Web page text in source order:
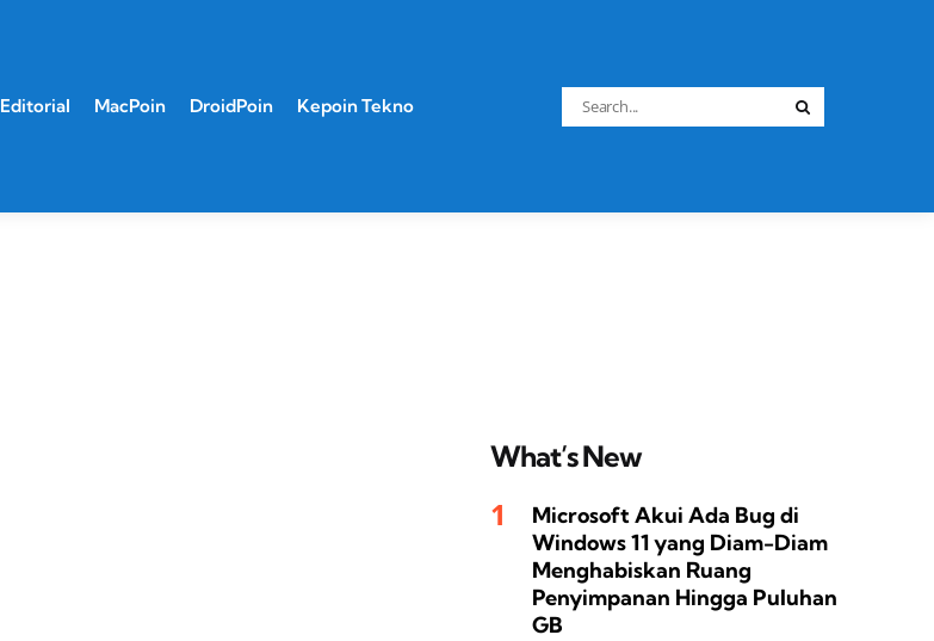
Editorial MacPoin DroidPoin Kepoin Tekno
Search
for:
What’s New
Microsoft Akui Ada Bug di
Windows 11 yang Diam-Diam
Menghabiskan Ruang
Penyimpanan Hingga Puluhan
GB